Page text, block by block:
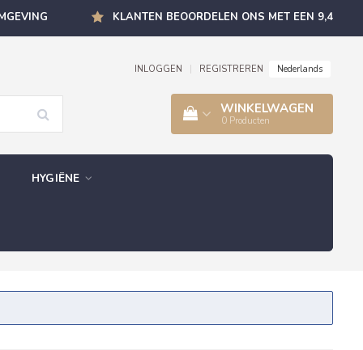
KLANTEN BEOORDELEN ONS MET EEN 9,4
INLOGGEN REGISTREREN Nederlands
WINKELWAGEN
0 Producten
HYGIËNE